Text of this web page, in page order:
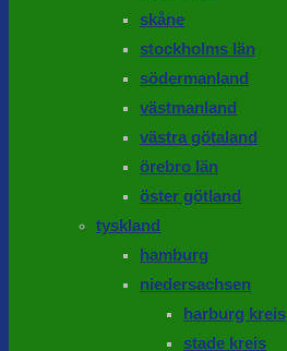
skåne
stockholms län
södermanland
västmanland
västra götaland
örebro län
öster götland
tyskland
hamburg
niedersachsen
harburg kreis
stade kreis